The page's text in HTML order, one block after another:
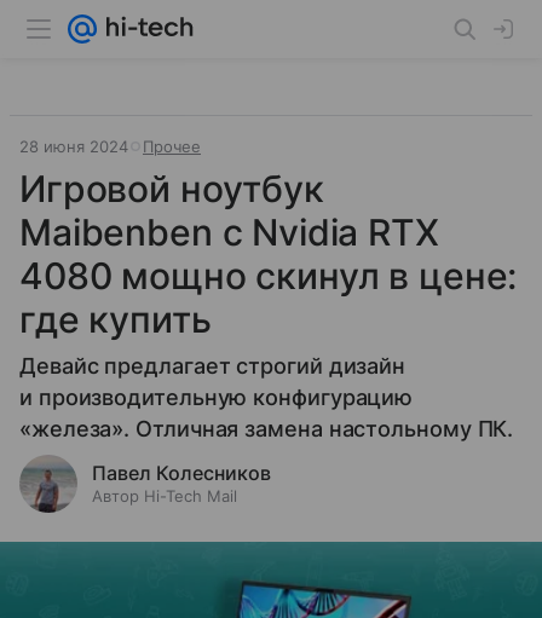
28 июня 2024 Прочее
Игровой ноутбук
Maibenben с Nvidia RTX
4080 мощно скинул в цене:
где купить
Девайс предлагает строгий дизайн
и производительную конфигурацию
«железа». Отличная замена настольному ПК.
Павел Колесников
Автор Hi-Tech Mail